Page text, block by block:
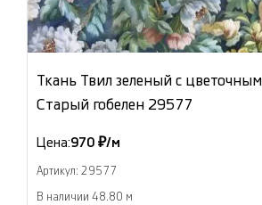
Ткань Твил зеленый с
Старый гобелен 29577
Цена:970 ₽/м
Артикул: 29577
В наличии 48.80 м